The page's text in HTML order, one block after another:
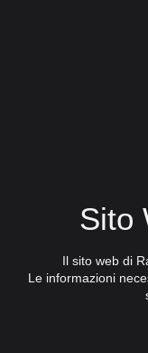
Sito
Il sito web di
Le informazioni